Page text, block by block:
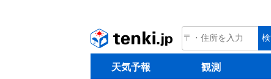
tenki.jp
天気予報 観測